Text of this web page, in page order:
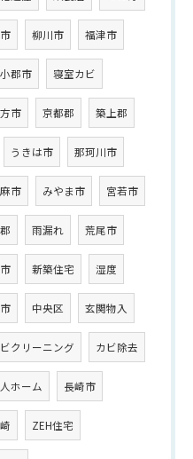
柳川市 福津市
小郡市 寝室カビ
市 京都郡 築上郡
うきは市 那珂川市
市 みやま市 宮若市
雨漏れ 荒尾市
新築住宅 湿度
中央区 玄関物入
クリーニング カビ除去
ホーム 長崎市
ZEH住宅